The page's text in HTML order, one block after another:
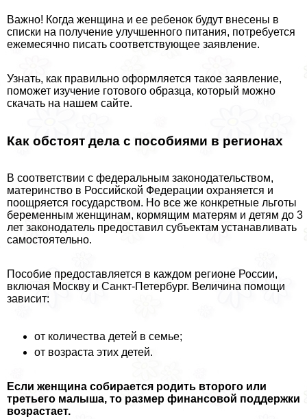
Важно! Когда женщина и ее ребенок будут внесены в
списки на получение улучшенного питания, потребуется
ежемecячно писать соответствующее заявление.
Узнать, как правильно оформляется такое заявление,
поможет изучение готового образца, который можно
скачать на нашем сайте.
Как обстоят дела с пособиями в регионах
В соответствии с федеральным законодательством,
материнство в Российской Федерации охраняется и
поощряется государством. Но все же конкретные льготы
беременным женщинам, кормящим матерям и детям до 3
лет законодатель предоставил субъектам устанавливать
самостоятельно.
Пособие предоставляется в каждом регионе России,
включая Москву и Санкт-Петербург. Величина помощи
зависит:
от количества детей в семье;
от возраста этих детей.
Если женщина собирается родить второго или
третьего малыша, то размер финансовой поддержки
возрастает.